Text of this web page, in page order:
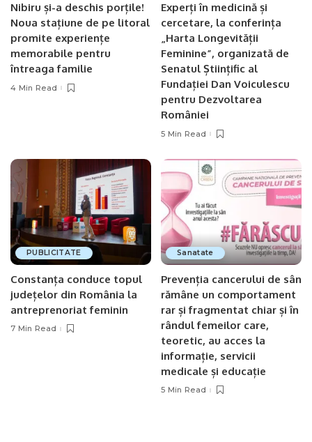
Nibiru și-a deschis porțile!
Noua stațiune de pe litoral
promite experiențe
memorabile pentru
întreaga familie
4 Min Read
Experți în medicină și
cercetare, la conferința
„Harta Longevității
Feminine”, organizată de
Senatul Științific al
Fundației Dan Voiculescu
pentru Dezvoltarea
României
5 Min Read
PUBLICITATE
Constanța conduce topul
județelor din România la
antreprenoriat feminin
7 Min Read
Sanatate
Prevenția cancerului de sân
rămâne un comportament
rar și fragmentat chiar și în
rândul femeilor care,
teoretic, au acces la
informație, servicii
medicale și educație
5 Min Read